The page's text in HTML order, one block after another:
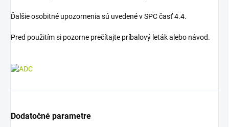
Ďalšie osobitné upozornenia sú uvedené v SPC časť 4.4.
Pred použitím si pozorne prečítajte príbalový leták alebo návod.
Dodatočné parametre